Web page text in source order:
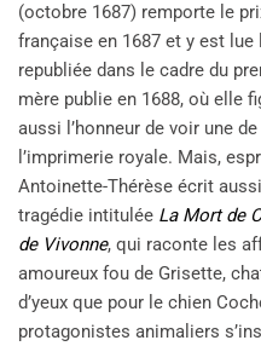
(octobre 1687) remporte le
française en 1687 et y est lue
republiée dans le cadre du
mère publie en 1688, où elle
aussi l’honneur de voir une
l’imprimerie royale. Mais,
Antoinette-Thérèse écrit
tragédie intitulée La Mort de
de Vivonne, qui raconte les
amoureux fou de Grisette,
d’yeux que pour le chien
protagonistes animaliers